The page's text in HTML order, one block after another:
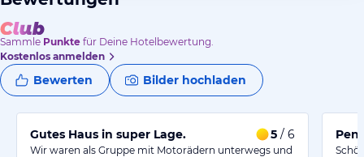
Sammle Punkte für Deine Hotelbewertung.
Kostenlos anmelden
Bewerten Bilder hochladen
Gutes Haus in super Lage. 5 / 6
Wir waren als Gruppe mit Motorädern unterwegs und